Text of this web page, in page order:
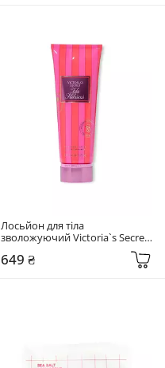
Лосьйон для тіла
зволожуючий Victoria`s Secret
649 ₴